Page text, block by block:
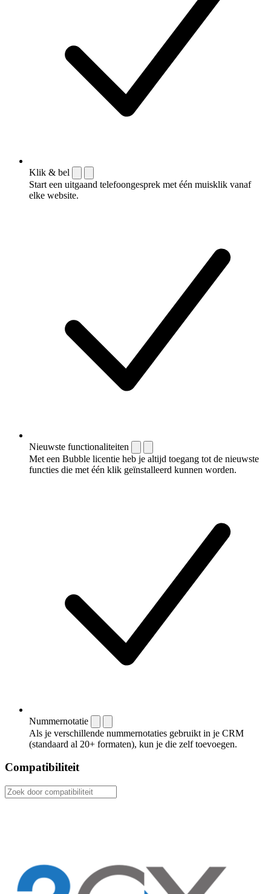
Klik & bel
Start een uitgaand telefoongesprek met één muisklik vanaf
elke website.
Nieuwste functionaliteiten
Met een Bubble licentie heb je altijd toegang tot de nieuwste
functies die met één klik geïnstalleerd kunnen worden.
Nummernotatie
Als je verschillende nummernotaties gebruikt in je CRM
(standaard al 20+ formaten), kun je die zelf toevoegen.
Compatibiliteit